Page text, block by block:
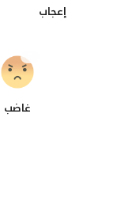
إعجاب
غاضب
0